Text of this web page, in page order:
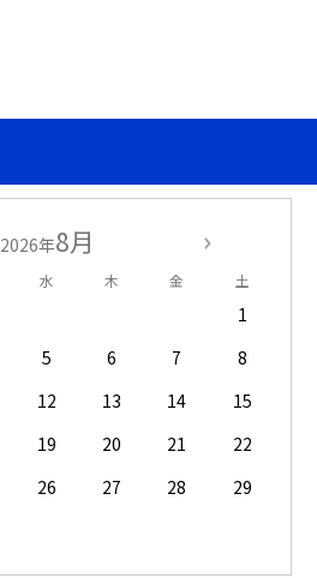
2026年8月
水 木 金 土
1
5 6 7
8
12 13 14
15
19 20 21
22
26 27 28
29